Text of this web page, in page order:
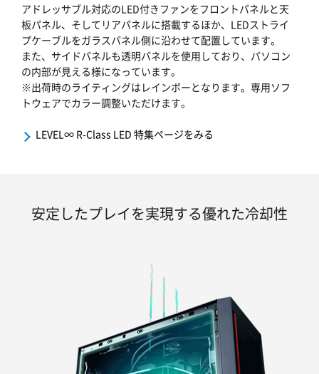
アドレッサブル対応のLED付きファンをフロントパネルと天
板パネル、そしてリアパネルに搭載するほか、LEDストライ
プケーブルをガラスパネル側に沿わせて配置しています。
また、サイドパネルも透明パネルを使用しており、パソコン
の内部が見える様になっています。
※出荷時のライティングはレインボーとなります。専用ソフ
トウェアでカラー調整いただけます。
LEVEL∞ R-Class LED 特集ページをみる
安定したプレイを実現する優れた冷却性